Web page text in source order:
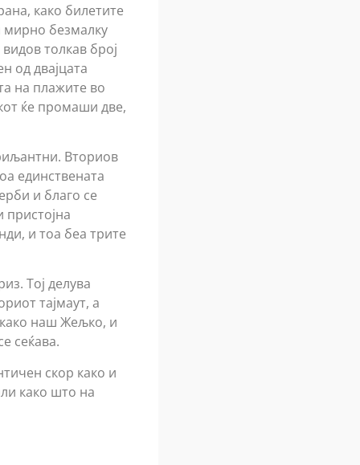
како билетите
мирно безмалку
толкав број
од двајцата
на плажите во
ќе промаши две,
Вториов
единствената
и благо се
и тоа беа трите
Тој делува
тајмаут, а
наш Жељко, и
сеќава.
скор како и
како што на